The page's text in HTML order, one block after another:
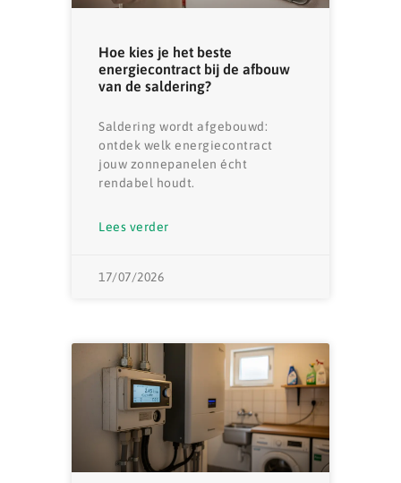
Hoe kies je het beste
energiecontract bij de afbouw
van de saldering?
Saldering wordt afgebouwd:
ontdek welk energiecontract
jouw zonnepanelen écht
rendabel houdt.
Lees verder
17/07/2026